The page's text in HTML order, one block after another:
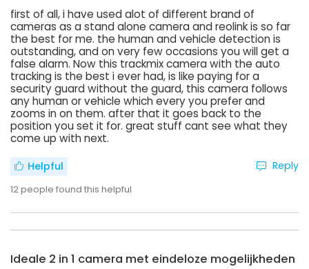
first of all, i have used alot of different brand of
cameras as a stand alone camera and reolink is so far
the best for me. the human and vehicle detection is
outstanding, and on very few occasions you will get a
false alarm. Now this trackmix camera with the auto
tracking is the best i ever had, is like paying for a
security guard without the guard, this camera follows
any human or vehicle which every you prefer and
zooms in on them. after that it goes back to the
position you set it for. great stuff cant see what they
come up with next.
Helpful
12people found this helpful
Reply
Ideale 2 in 1 camera met eindeloze mogelijkheden